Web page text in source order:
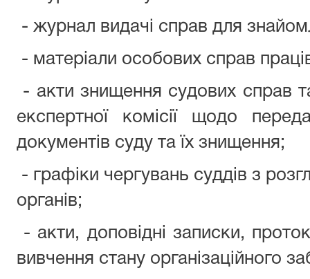
- журнал видачі справ для
- матеріали особових справ
- акти знищення судових справ
експертної комісії щодо
документів суду та їх знищення;
- графіки чергувань суддів з
органів;
- акти, доповідні записки,
вивчення стану організаційного